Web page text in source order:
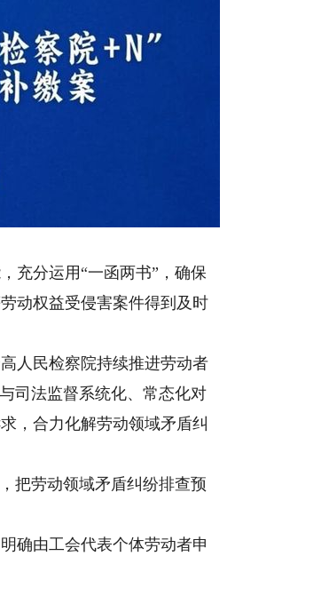
分运用“一函两书”，确保
动权益受侵害案件得到及时
人民检察院持续推进劳动者
司法监督系统化、常态化对
，合力化解劳动领域矛盾纠
把劳动领域矛盾纠纷排查预
确由工会代表个体劳动者申